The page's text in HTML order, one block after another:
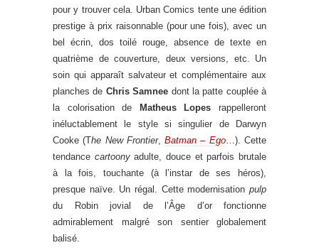
pour y trouver cela. Urban Comics tente une édition
prestige à prix raisonnable (pour une fois), avec un
bel écrin, dos toilé rouge, absence de texte en
quatrième de couverture, deux versions, etc. Un
soin qui apparaît salvateur et complémentaire aux
planches de Chris Samnee dont la patte couplée à
la colorisation de
Matheus Lopes rappelleront
inéluctablement le style si singulier de Darwyn
Cooke (The New Frontier,Batman – Ego…). Cette
tendance cartoonyadulte, douce et parfois brutale
à la fois, touchante (à l’instar de ses héros),
presque naïve. Un régal. Cette modernisation pulp
du Robin jovial de l’Âge d’or fonctionne
admirablement malgré son sentier globalement
balisé.